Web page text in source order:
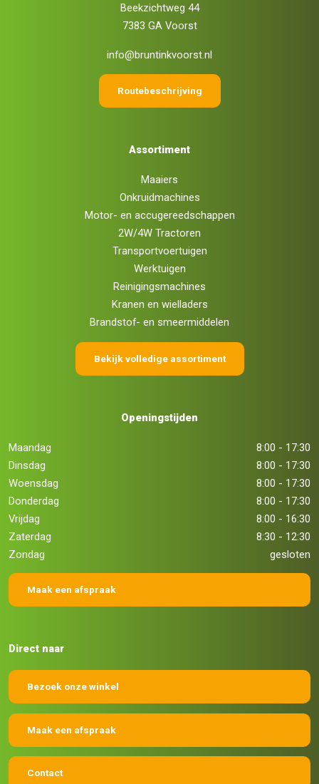
Beekzichtweg 44
7383 GA Voorst
info@bruntinkvoorst.nl
Routebeschrijving
Assortiment
Maaiers
Onkruidmachines
Motor- en accugereedschappen
2W/4W Tractoren
Transportvoertuigen
Werktuigen
Reinigingsmachines
Kranen en wielladers
Brandstof- en smeermiddelen
Bekijk volledige assortiment
Openingstijden
Maandag
8:00 - 17:30
Dinsdag
8:00 - 17:30
Woensdag
8:00 - 17:30
Donderdag
8:00 - 17:30
Vrijdag
8:00 - 16:30
Zaterdag
8:30 - 12:30
Zondag
gesloten
Maak een afspraak
Direct naar
Bezoek onze winkel
Maak een afspraak
Contact